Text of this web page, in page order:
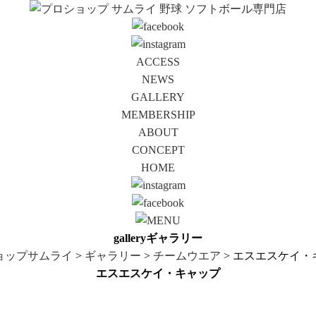
ACCESS
NEWS
GALLERY
MEMBERSHIP
ABOUT
CONCEPT
HOME
galleryギャラリー
ップサムライ > ギャラリー > チームウエア > エスエスケイ・
エスエスケイ・キャップ